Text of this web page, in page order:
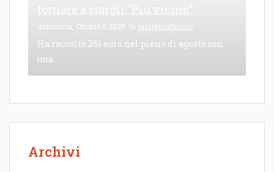
domenica, Ottobre 5 2025 Di andreainfusino
Ha raccolto 261 euro nel pieno di agosto con
una...
Archivi